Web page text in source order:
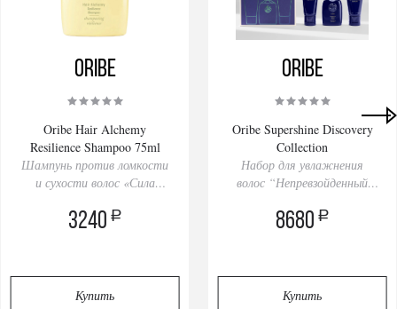
Oribe
Oribe Hair Alchemy
Resilience Shampoo 75ml
Шампунь против ломкости
и сухости волос «Сила
3240 a
Купить
Oribe
Oribe Supershine Discovery
Collection
Набор для увлажнения
волос “Непревзойденный
8680 a
Купить